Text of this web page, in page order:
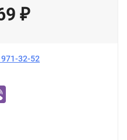
₽
971-32-52